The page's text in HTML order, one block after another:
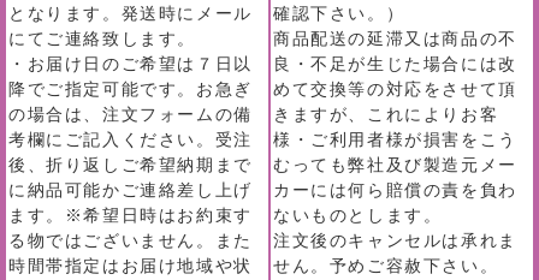
となります。発送時にメール
にてご連絡致します。
・お届け日のご希望は７日以
降でご指定可能です。お急ぎ
の場合は、注文フォームの備
考欄にご記入ください。受注
後、折り返しご希望納期まで
に納品可能かご連絡差し上げ
ます。※希望日時はお約束す
る物ではございません。また
時間帯指定はお届け地域や状
確認下さい。）
商品配送の延滞又は商品の不
良・不足が生じた場合には改
めて交換等の対応をさせて頂
きますが、これによりお客
様・ご利用者様が損害をこう
むっても弊社及び製造元メー
カーには何ら賠償の責を負わ
ないものとします。
注文後のキャンセルは承れま
せん。予めご容赦下さい。